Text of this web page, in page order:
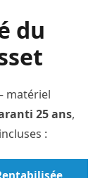
du
matériel
25 ans,
: